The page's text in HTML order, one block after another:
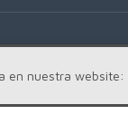
en nuestra website: